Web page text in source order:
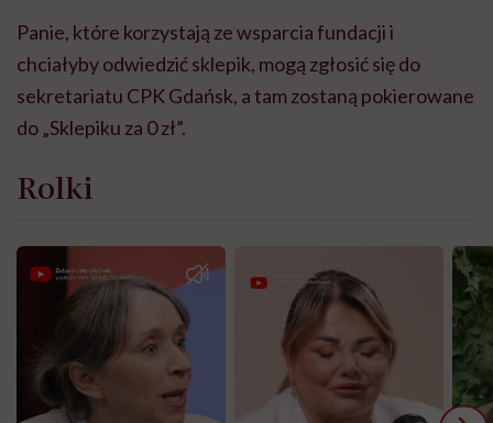
Panie, które korzystają ze wsparcia fundacji i
chciałyby odwiedzić sklepik, mogą zgłosić się do
sekretariatu CPK Gdańsk, a tam zostaną pokierowane
do „Sklepiku za 0 zł”.
Rolki